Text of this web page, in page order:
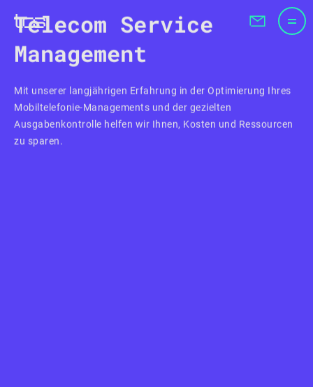
Telecom Service
Management
Mit unserer langjährigen Erfahrung in der Optimierung Ihres
Mobiltelefonie-Managements und der gezielten
Ausgabenkontrolle helfen wir Ihnen, Kosten und Ressourcen
zu sparen.